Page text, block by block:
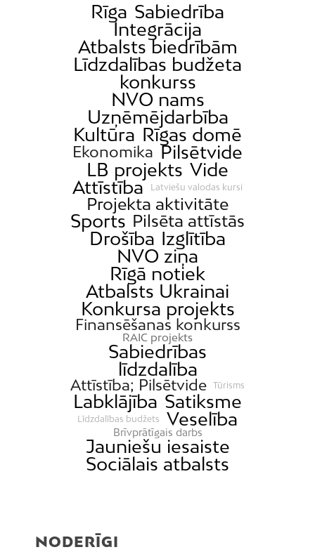
Rīga Sabiedrība
Integrācija
Atbalsts biedrībām
Līdzdalības budžeta
konkurss
NVO nams
Uzņēmējdarbība
Kultūra Rīgas domē
Ekonomika Pilsētvide
LB projekts Vide
Attīstība
Latviešu valodas kursi
Projekta aktivitāte
Sports Pilsēta attīstās
Drošība Izglītība
NVO ziņa
Rīgā notiek
Atbalsts Ukrainai
Konkursa projekts
Finansēšanas konkurss
RAIC projekts
Sabiedrības
līdzdalība
Attīstība; Pilsētvide Tūrisms
Labklājība Satiksme
Līdzdalības budžets Veselība
Brīvprātīgais darbs
Jauniešu iesaiste
Sociālais atbalsts
NODERĪGI